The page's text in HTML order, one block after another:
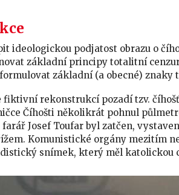
ideologickou podjatost obrazu o
základní principy totalitní
základní (a obecné)
fiktivní rekonstrukcí pozadí tzv.
Číhošti několikrát pohnul
farář Josef Toufar byl zatčen,
Komunistické orgány mezitím
snímek, který měl katolickou